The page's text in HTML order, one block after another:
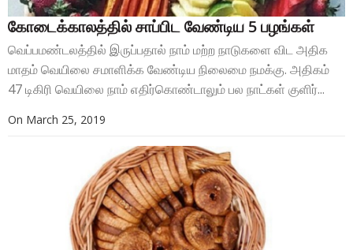
கோடைக்காலத்தில் சாப்பிட வேண்டிய 5 பழங்கள்
வெப்பமண்டலத்தில் இருப்பதால் நாம் மற்ற நாடுகளை விட அதிக
மாதம் வெயிலை சமாளிக்க வேண்டிய நிலைமை நமக்கு. அதிகம்
47 டிகிரி வெயிலை நாம் எதிர்கொண்டாலும் பல நாட்கள் குளிர்...
On March 25, 2019